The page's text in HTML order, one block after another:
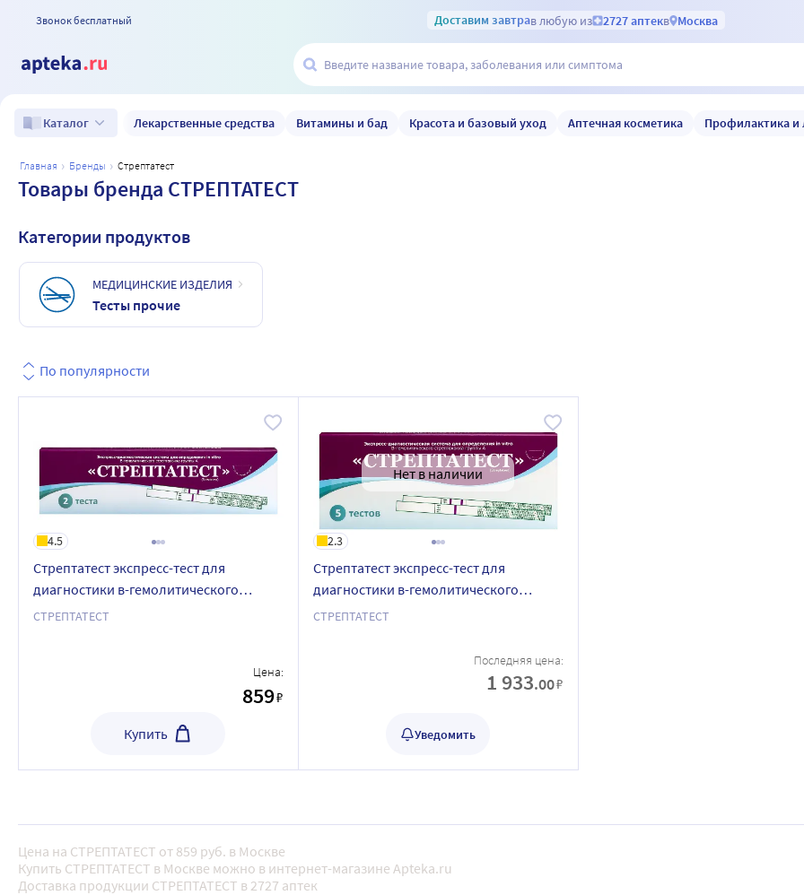
Звонок бесплатный Доставим завтрав любую из 2727 аптекв Москва
Каталог Лекарственные средства Витамины и бад Красота и базовый уход Аптечная косметика Профилактика и
главная бренды стрептатест
Товары бренда СТРЕПТАТЕСТ
Категории продуктов
МЕДИЦИНСКИЕ ИЗДЕЛИЯ
Тесты прочие
По популярности
4.5
Стрептатест экспресс-тест для
диагностики в-гемолитического
стрептококка группы а 2 шт.
СТРЕПТАТЕСТ
Цена:
859₽
Купить
Нет в наличии
2.3
Стрептатест экспресс-тест для
диагностики в-гемолитического
стрептококка группы а 5 шт.
СТРЕПТАТЕСТ
Последняя цена:
1 933.00₽
Уведомить
Цена на СТРЕПТАТЕСТ от 859 руб. в Москве
Купить СТРЕПТАТЕСТ в Москве можно в интернет-магазине Apteka.ru
Доставка продукции СТРЕПТАТЕСТ в 2727 аптек